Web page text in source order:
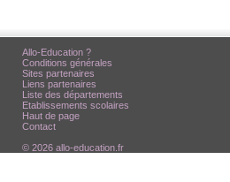
Allo-Education ?
Conditions générales
Sites partenaires
Liens partenaires
Liste des départements
Etablissements scolaires
Haut de page
Contact
© 2026 allo-education.fr